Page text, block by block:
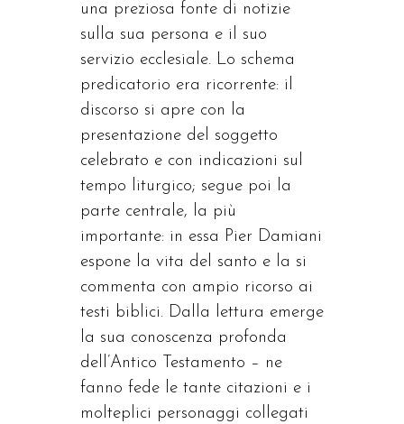
una preziosa fonte di notizie
sulla sua persona e il suo
servizio ecclesiale. Lo schema
predicatorio era ricorrente: il
discorso si apre con la
presentazione del soggetto
celebrato e con indicazioni sul
tempo liturgico; segue poi la
parte centrale, la più
importante: in essa Pier Damiani
espone la vita del santo e la si
commenta con ampio ricorso ai
testi biblici. Dalla lettura emerge
la sua conoscenza profonda
dell’Antico Testamento – ne
fanno fede le tante citazioni e i
molteplici personaggi collegati